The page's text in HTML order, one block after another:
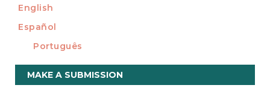
English
Español
Português
Make
a
MAKE A SUBMISSION